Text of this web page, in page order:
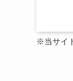
※当サイ